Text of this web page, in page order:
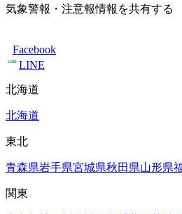
気象警報・注意報情報を共有する
Facebook
LINE
北海道
北海道
東北
青森県岩手県宮城県秋田県山形県
関東